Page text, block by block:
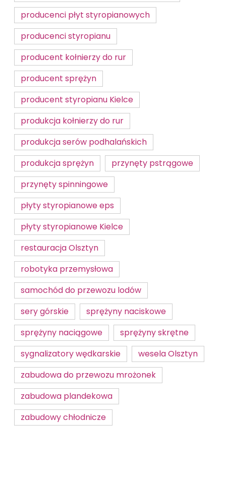
producenci płyt styropianowych
producenci styropianu
producent kołnierzy do rur
producent sprężyn
producent styropianu Kielce
produkcja kołnierzy do rur
produkcja serów podhalańskich
produkcja sprężyn
przynęty pstrągowe
przynęty spinningowe
płyty styropianowe eps
płyty styropianowe Kielce
restauracja Olsztyn
robotyka przemysłowa
samochód do przewozu lodów
sery górskie
sprężyny naciskowe
sprężyny naciągowe
sprężyny skrętne
sygnalizatory wędkarskie
wesela Olsztyn
zabudowa do przewozu mrożonek
zabudowa plandekowa
zabudowy chłodnicze